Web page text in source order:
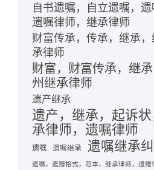
自书遗嘱，自立遗嘱，遗
遗嘱律师，继承律师
财富传承，传承，继承
承律师
财富，财富传承，继
州继承律师
遗产继承
遗产，继承，起诉
承律师，遗嘱律师
遗嘱 遗嘱继承 遗嘱继承
遗嘱，遗赠格式，范本，继承律师，遗赠